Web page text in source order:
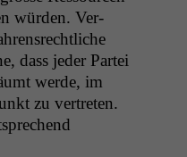
wür­den. Ver­
dass jed­er Partei
werde, im
zu vertreten.
kann.